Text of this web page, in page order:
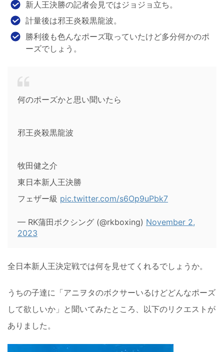
新人王決勝の記者会見ではジョジョ立ち。
計量後は邪王炎殺黒龍波。
勝利後も色んなポーズ取っていたけど多分何かのポ
ーズでしょう。
何のポーズかと思い聞いたら
邪王炎殺黒龍波
牧田健之介
東日本新人王決勝
フェザー級 pic.twitter.com/s6Op9uPbk7
— RK蒲田ボクシング (@rkboxing) November 2,
2023
全日本新人王決定戦では何を見せてくれるでしょうか。
うちの子達に「アニヲタのボクサーいるけどどんなポーズ
して欲しいか」と聞いてみたところ、以下のリクエストが
ありました。